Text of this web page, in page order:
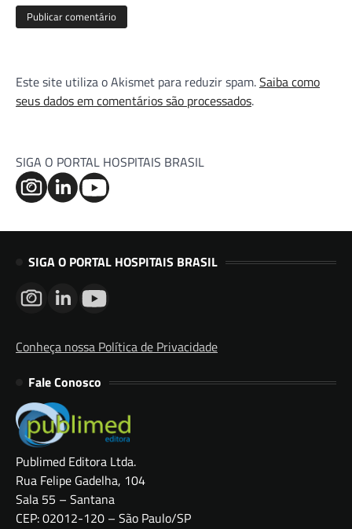
Este site utiliza o Akismet para reduzir spam.Saiba como
seus dados em comentários são processados.
SIGA O PORTAL HOSPITAIS BRASIL
SIGA O PORTAL HOSPITAIS BRASIL
Conheça nossa Política de Privacidade
Fale Conosco
Publimed Editora Ltda.
Rua Felipe Gadelha, 104
Sala 55 – Santana
CEP: 02012-120 – São Paulo/SP